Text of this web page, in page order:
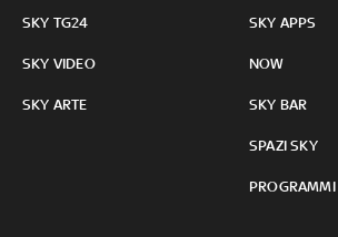
SKY TG24
SKY VIDEO
SKY ARTE
SKY APPS
NOW
SKY BAR
SPAZI SKY
PROGRAMMI